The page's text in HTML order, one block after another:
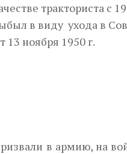
тракториста с
в виду ухода в
13 ноября 1950 г.
в армию, на